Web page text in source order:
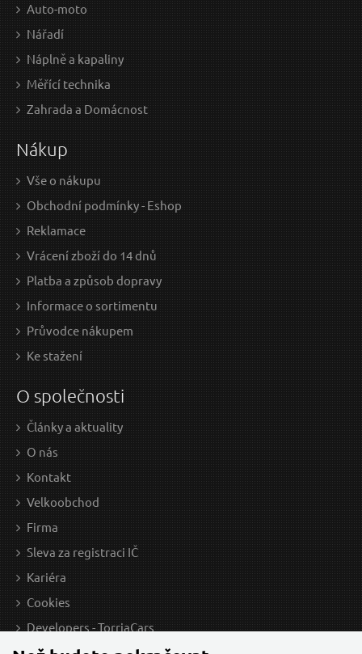
Auto-moto
Nářadí
Náplně a kapaliny
Měřící technika
Zahrada a Domácnost
Nákup
Vše o nákupu
Obchodní podmínky - Eshop
Reklamace
Vrácení zboží do 14 dnů
Platba a způsob dopravy
Informace o sortimentu
Průvodce nákupem
Ke stažení
O společnosti
Články a aktuality
O nás
Kontakt
Velkoobchod
Firma
Sleva za registraci IČ
Kariéra
Cookies
Developers - TorriaCars